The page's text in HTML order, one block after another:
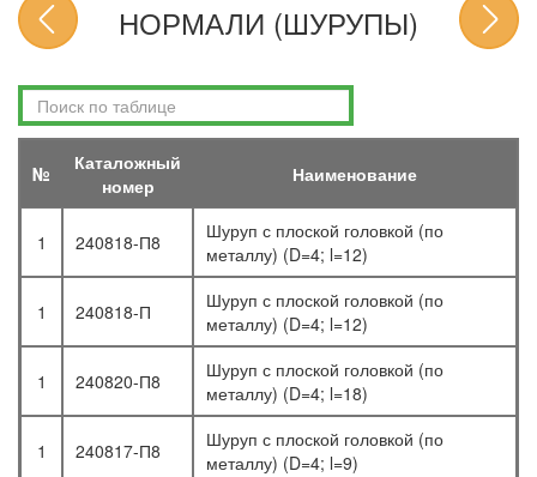
НОРМАЛИ (ШУРУПЫ)
№
Каталожный
номер
Наименование
1 240818-П8
Шуруп с плоской головкой (по
металлу) (D=4; l=12)
1 240818-П
Шуруп с плоской головкой (по
металлу) (D=4; l=12)
1 240820-П8
Шуруп с плоской головкой (по
металлу) (D=4; l=18)
1 240817-П8
Шуруп с плоской головкой (по
металлу) (D=4; l=9)